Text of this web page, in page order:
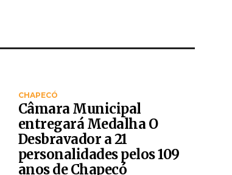
CHAPECÓ
Câmara Municipal
entregará Medalha O
Desbravador a 21
personalidades pelos 109
anos de Chapecó